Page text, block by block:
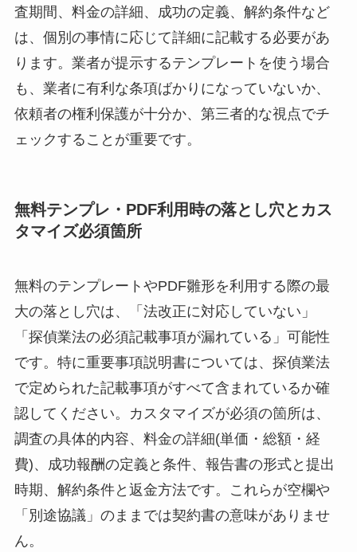
査期間、料金の詳細、成功の定義、解約条件など
は、個別の事情に応じて詳細に記載する必要があ
ります。業者が提示するテンプレートを使う場合
も、業者に有利な条項ばかりになっていないか、
依頼者の権利保護が十分か、第三者的な視点でチ
ェックすることが重要です。
無料テンプレ・PDF利用時の落とし穴とカス
タマイズ必須箇所
無料のテンプレートやPDF雛形を利用する際の最
大の落とし穴は、「法改正に対応していない」
「探偵業法の必須記載事項が漏れている」可能性
です。特に重要事項説明書については、探偵業法
で定められた記載事項がすべて含まれているか確
認してください。カスタマイズが必須の箇所は、
調査の具体的内容、料金の詳細(単価・総額・経
費)、成功報酬の定義と条件、報告書の形式と提出
時期、解約条件と返金方法です。これらが空欄や
「別途協議」のままでは契約書の意味がありませ
ん。